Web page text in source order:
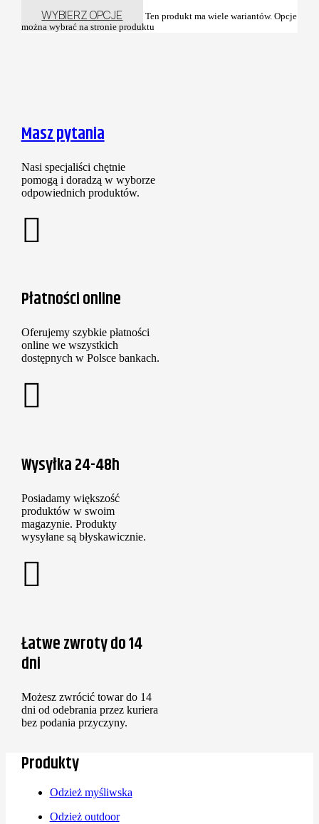
WYBIERZ OPCJE
Ten produkt ma wiele wariantów. Opcje
można wybrać na stronie produktu
Masz pytania
Nasi specjaliści chętnie
pomogą i doradzą w wyborze
odpowiednich produktów.
Płatności online
Oferujemy szybkie płatności
online we wszystkich
dostępnych w Polsce bankach.
Wysyłka 24-48h
Posiadamy większość
produktów w swoim
magazynie. Produkty
wysyłane są błyskawicznie.
Łatwe zwroty do 14
dni
Możesz zwrócić towar do 14
dni od odebrania przez kuriera
bez podania przyczyny.
Produkty
Odzież myśliwska
Odzież outdoor